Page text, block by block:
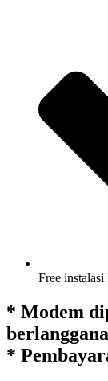
Free
* Modem
*